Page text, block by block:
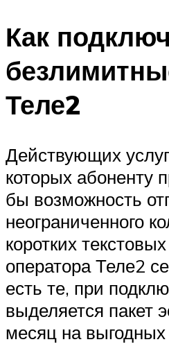
Как
Теле2
Действующих
которых абоненту
бы возможность
неограниченного
коротких
оператора Теле2
есть те, при
выделяется пакет
месяц на выгодных